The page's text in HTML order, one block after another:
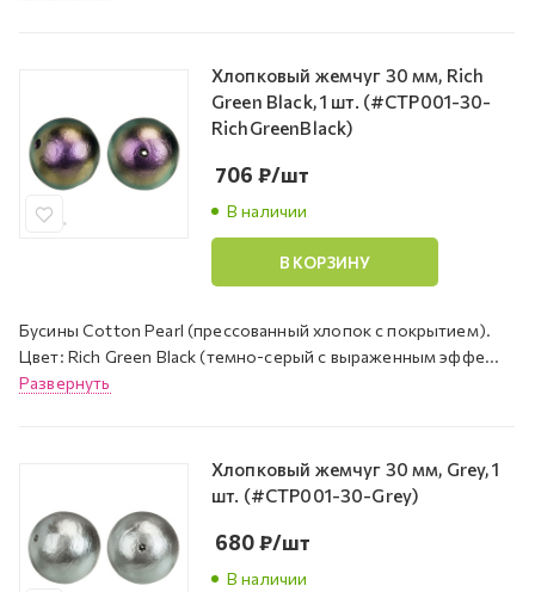
Хлопковый жемчуг 30 мм, Rich
Green Black, 1 шт. (#CTP001-30-
RichGreenBlack)
В наличии
706 ₽/шт
В КОРЗИНУ
Бусины Cotton Pearl (прессованный хлопок с покрытием).
Цвет: Rich Green Black (темно-серый с выраженным эффе...
Развернуть
Хлопковый жемчуг 30 мм, Grey, 1
шт. (#CTP001-30-Grey)
В наличии
680₽/шт